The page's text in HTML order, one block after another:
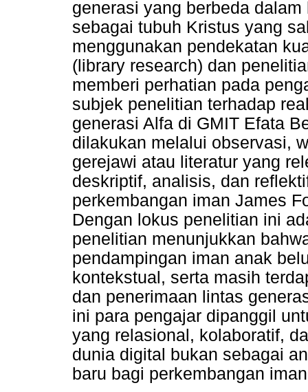
generasi yang berbeda
sebagai tubuh Kristus yang
menggunakan pendekatan
(library research) dan
memberi perhatian pada
subjek penelitian terhadap
generasi Alfa di GMIT Efata
dilakukan melalui observasi,
gerejawi atau literatur yang
deskriptif, analisis, dan
perkembangan iman James
Dengan lokus penelitian ini
penelitian menunjukkan
pendampingan iman anak
kontekstual, serta masih
dan penerimaan lintas
ini para pengajar dipanggil
yang relasional, kolaboratif,
dunia digital bukan sebagai
baru bagi perkembangan